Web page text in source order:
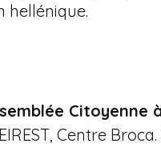
hellénique.
Centre Broca.